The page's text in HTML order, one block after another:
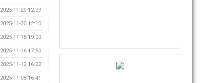
2025-11-20 12:29
2025-11-20 12:10
2025-11-18 19:00
2025-11-16 17:50
2025-11-12 16:22
2025-11-08 16:41